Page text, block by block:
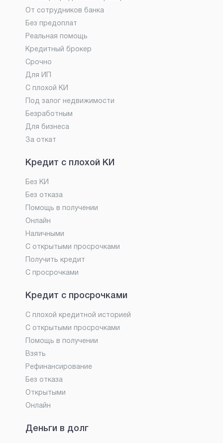
От сотрудников банка
Без предоплат
Реальная помощь
Кредитный брокер
Срочно
Для ИП
С плохой КИ
Под залог недвижимости
Безработным
Для бизнеса
За откат
Кредит с плохой КИ
Без КИ
Без отказа
Помощь в получении
Онлайн
Наличными
С открытыми просрочками
Получить кредит
С просрочками
Кредит с просрочками
С плохой кредитной историей
С открытыми просрочками
Помощь в получении
Взять
Рефинансирование
Без отказа
Открытыми
Онлайн
Деньги в долг